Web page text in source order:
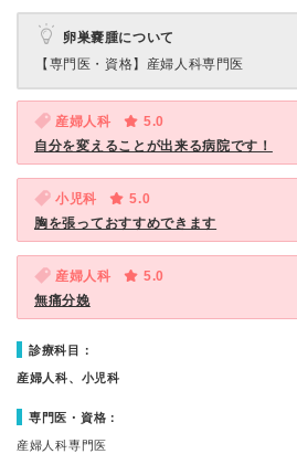
卵巣嚢腫について
【専門医・資格】 産婦人科専門医
産婦人科
5.0
自分を変えることが出来る病院です！
小児科
5.0
胸を張っておすすめできます
産婦人科
5.0
無痛分娩
診療科目：
産婦人科、小児科
専門医・資格：
産婦人科専門医